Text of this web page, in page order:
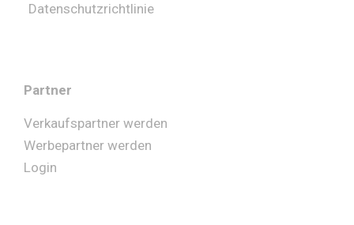
Datenschutzrichtlinie
Partner
Verkaufspartner werden
Werbepartner werden
Login